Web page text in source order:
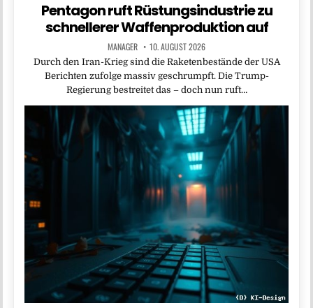
Pentagon ruft Rüstungsindustrie zu
schnellerer Waffenproduktion auf
MANAGER 10. AUGUST 2026
Durch den Iran-Krieg sind die Raketenbestände der USA
Berichten zufolge massiv geschrumpft. Die Trump-
Regierung bestreitet das – doch nun ruft…